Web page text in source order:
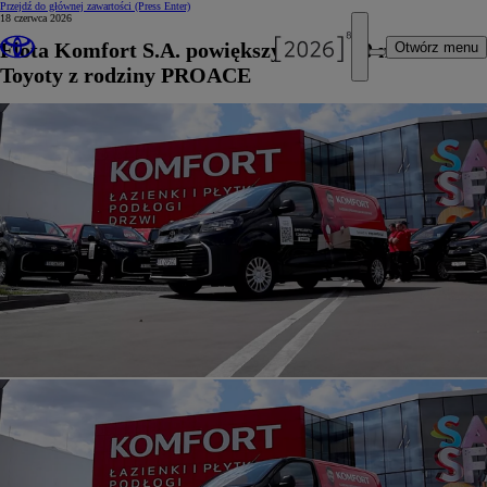
Przejdź do głównej zawartości (Press Enter)
Otwórz menu
18 czerwca 2026
Flota Komfort S.A. powiększyła się o 20 modeli
Toyoty z rodziny PROACE